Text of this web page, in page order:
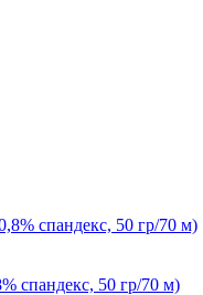
спандекс, 50 гр/70 м)